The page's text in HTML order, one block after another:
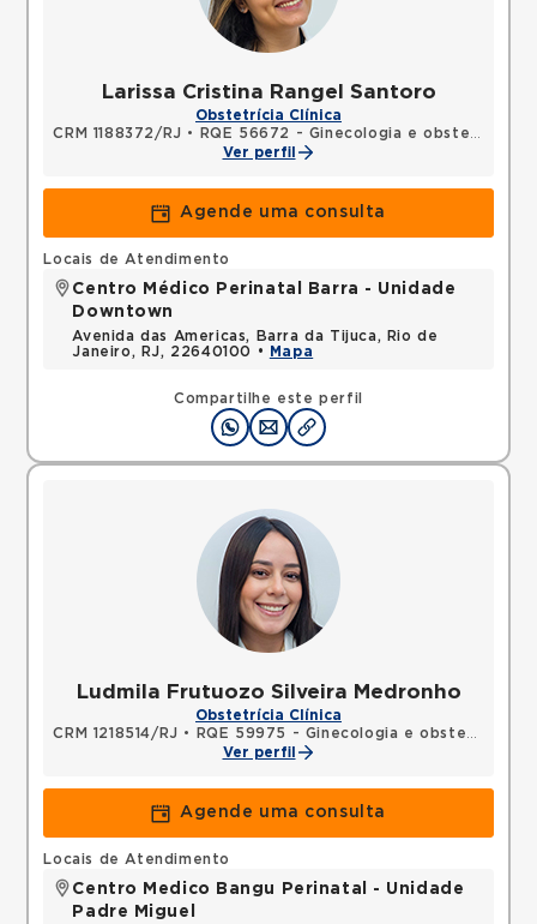
Larissa Cristina Rangel Santoro
Obstetrícia Clínica
CRM 1188372/RJ •
RQE 56672 - Ginecologia e obstetrícia
Ver perfil
Agende uma consulta
Compartilhe este perfil
Locais de Atendimento
Centro Médico Perinatal Barra - Unidade
Downtown
Avenida das Americas, Barra da Tijuca, Rio de
Janeiro, RJ, 22640100 •
Mapa
Ludmila Frutuozo Silveira Medronho
Obstetrícia Clínica
CRM 1218514/RJ •
RQE 59975 - Ginecologia e obstetrícia
Ver perfil
Agende uma consulta
Locais de Atendimento
Centro Medico Bangu Perinatal - Unidade
Padre Miguel